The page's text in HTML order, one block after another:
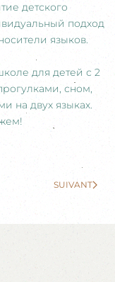
детского
подход
языков.
для детей с 2
сном,
на двух языках.
SUIVANT